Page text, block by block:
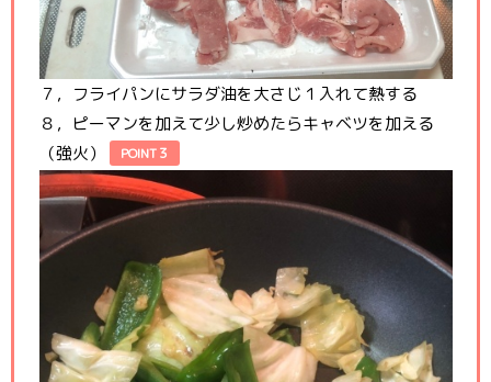
７，フライパンにサラダ油を大さじ１入れて熱する
８，ピーマンを加えて少し炒めたらキャベツを加える
（強火）
POINT３